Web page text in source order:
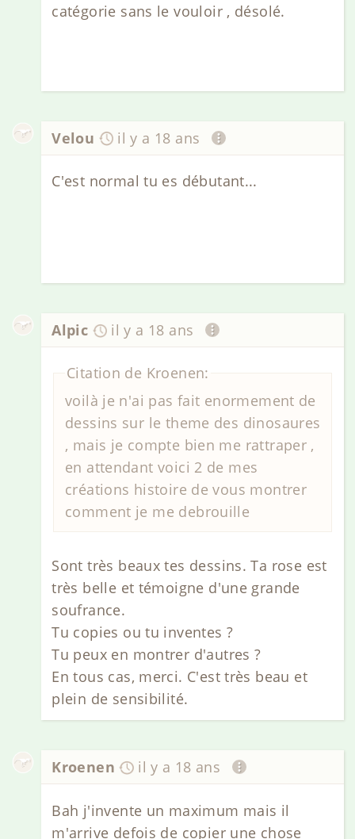
catégorie sans le vouloir , désolé.
Velou il y a 18 ans
C'est normal tu es débutant...
Alpic il y a 18 ans
Citation de Kroenen:
voilà je n'ai pas fait enormement de
dessins sur le theme des dinosaures
, mais je compte bien me rattraper ,
en attendant voici 2 de mes
créations histoire de vous montrer
comment je me debrouille
Sont très beaux tes dessins. Ta rose est
très belle et témoigne d'une grande
soufrance.
Tu copies ou tu inventes ?
Tu peux en montrer d'autres ?
En tous cas, merci. C'est très beau et
plein de sensibilité.
Kroenen il y a 18 ans
Bah j'invente un maximum mais il
m'arrive defois de copier une chose